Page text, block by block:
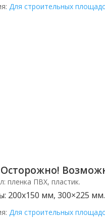
Для строительных
пленка ПВХ, пластик.
200х150 мм, 300×225 мм.
Для строительных